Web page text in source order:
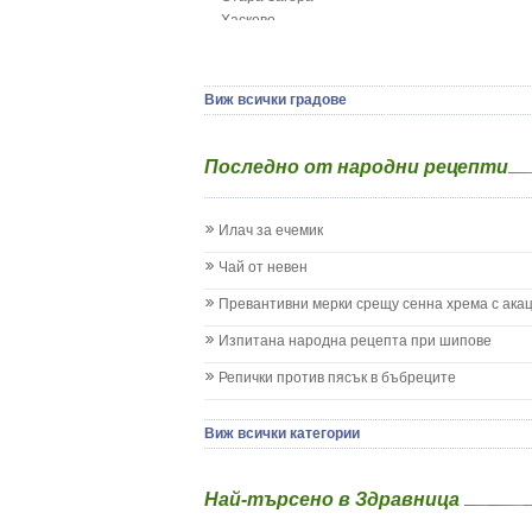
Гърч
Детски диабет
Жълтеница
Запек на бебето и детето
Кашлица при бебето и детето
Колики
Менингит
Млечница
Нощно напикаване - енуреза
Плач
Хасково
Виж всички градове
Последно от народни рецепти
Илач за ечемик
Чай от невен
Превантивни мерки срещу сенна хрема с
Изпитана народна рецепта при шипове
Репички против пясък в бъбреците
Виж всички категории
Най-търсено в Здравница